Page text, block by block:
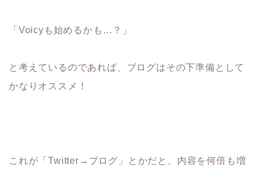
「Voicyも始めるかも…？」
と考えているのであれば、ブログはその下準備として
かなりオススメ！
これが「Twitter→ブログ」とかだと、内容を何倍も増